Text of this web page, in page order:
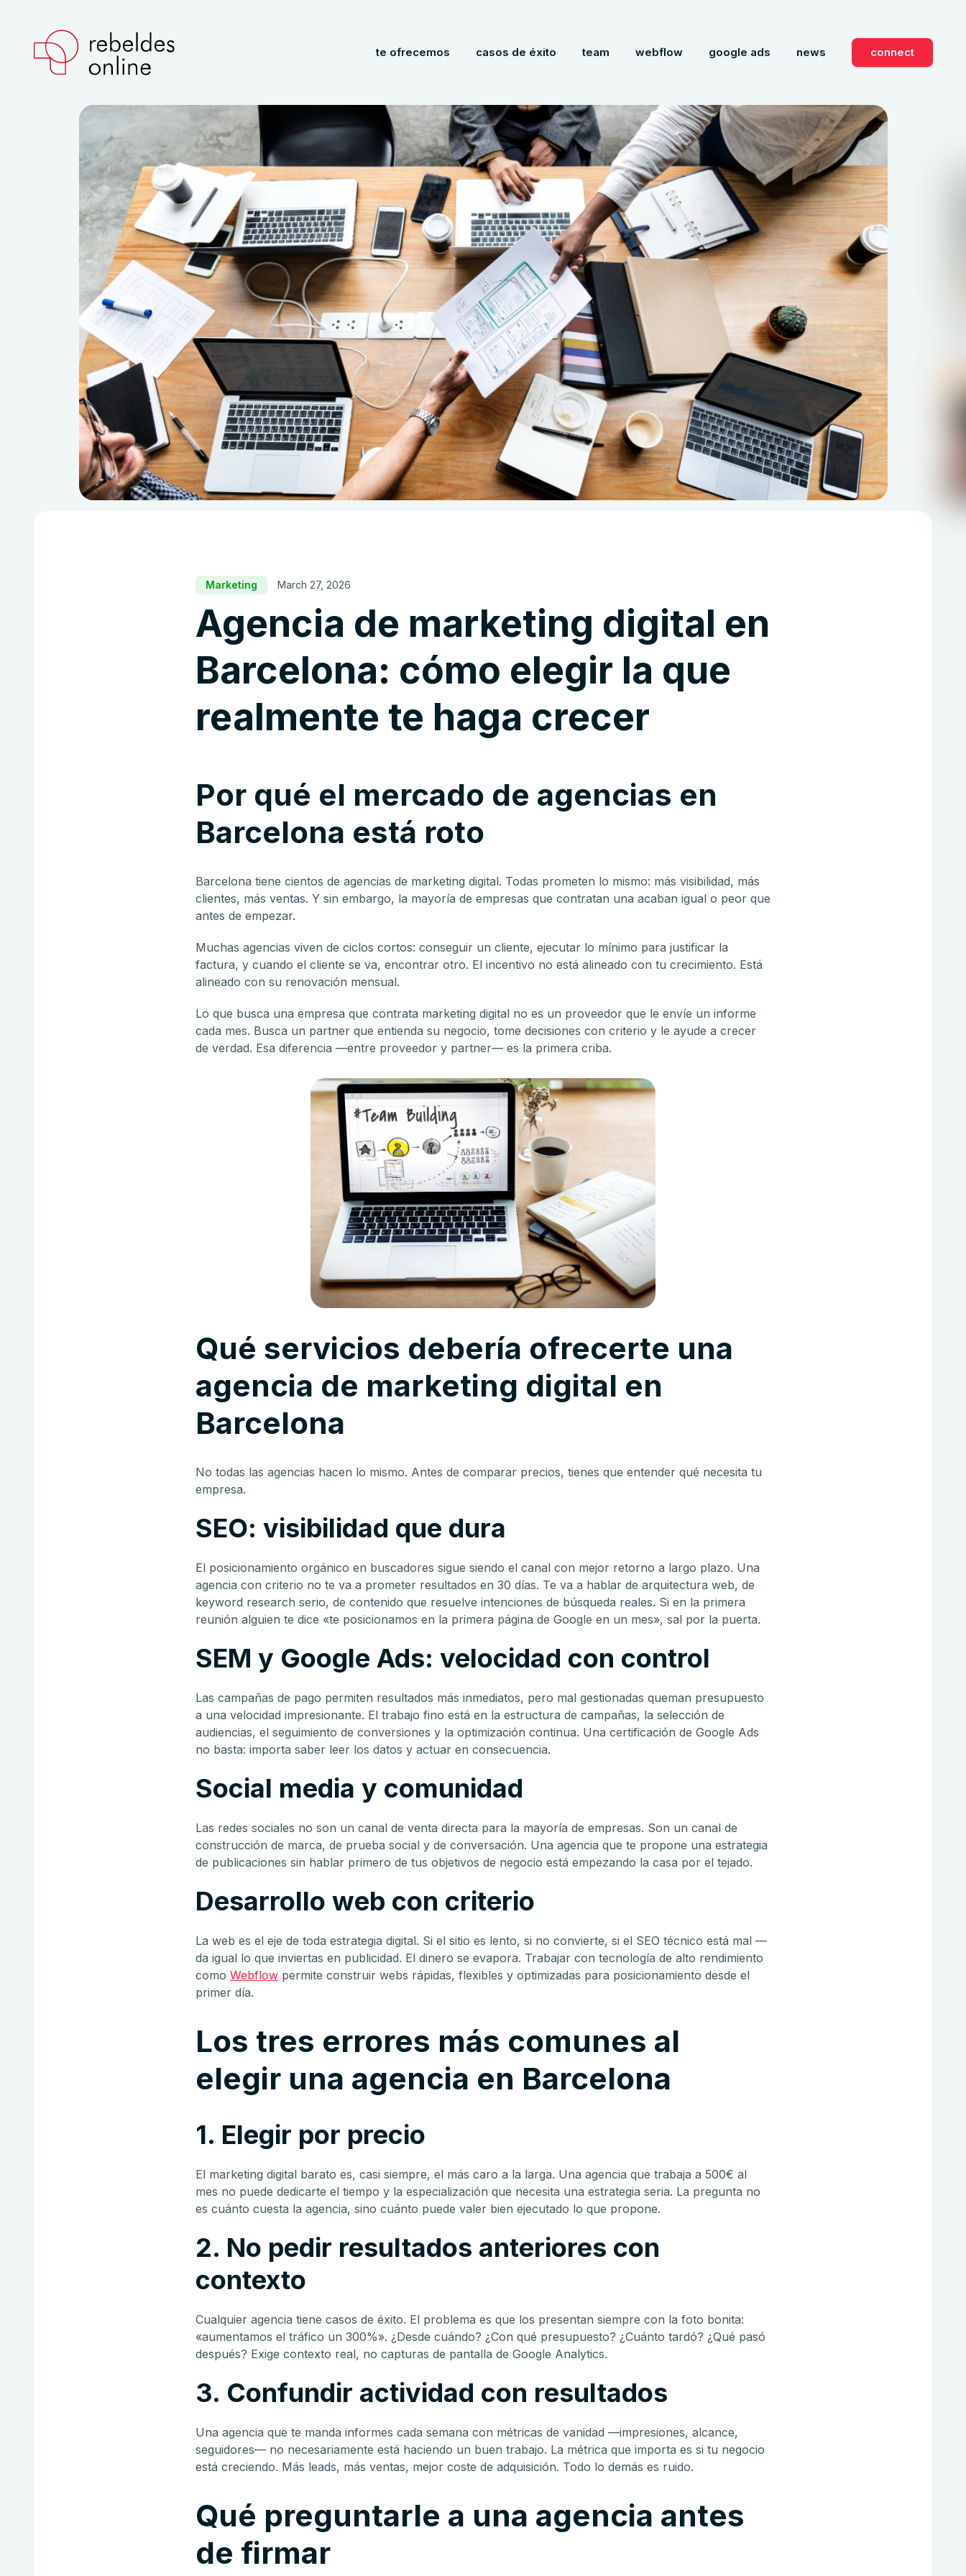
te ofrecemos casos de éxito team webflow google ads news connect
Marketing March 27, 2026
Agencia de marketing digital en
Barcelona: cómo elegir la que
realmente te haga crecer
Por qué el mercado de agencias en
Barcelona está roto
Barcelona tiene cientos de agencias de marketing digital. Todas prometen lo mismo: más visibilidad, más
clientes, más ventas. Y sin embargo, la mayoría de empresas que contratan una acaban igual o peor que
antes de empezar.
Muchas agencias viven de ciclos cortos: conseguir un cliente, ejecutar lo mínimo para justificar la
factura, y cuando el cliente se va, encontrar otro. El incentivo no está alineado con tu crecimiento. Está
alineado con su renovación mensual.
Lo que busca una empresa que contrata marketing digital no es un proveedor que le envíe un informe
cada mes. Busca un partner que entienda su negocio, tome decisiones con criterio y le ayude a crecer
de verdad. Esa diferencia —entre proveedor y partner— es la primera criba.
Qué servicios debería ofrecerte una
agencia de marketing digital en
Barcelona
No todas las agencias hacen lo mismo. Antes de comparar precios, tienes que entender qué necesita tu
empresa.
SEO: visibilidad que dura
El posicionamiento orgánico en buscadores sigue siendo el canal con mejor retorno a largo plazo. Una
agencia con criterio no te va a prometer resultados en 30 días. Te va a hablar de arquitectura web, de
keyword research serio, de contenido que resuelve intenciones de búsqueda reales. Si en la primera
reunión alguien te dice «te posicionamos en la primera página de Google en un mes», sal por la puerta.
SEM y Google Ads: velocidad con control
Las campañas de pago permiten resultados más inmediatos, pero mal gestionadas queman presupuesto
a una velocidad impresionante. El trabajo fino está en la estructura de campañas, la selección de
audiencias, el seguimiento de conversiones y la optimización continua. Una certificación de Google Ads
no basta: importa saber leer los datos y actuar en consecuencia.
Social media y comunidad
Las redes sociales no son un canal de venta directa para la mayoría de empresas. Son un canal de
construcción de marca, de prueba social y de conversación. Una agencia que te propone una estrategia
de publicaciones sin hablar primero de tus objetivos de negocio está empezando la casa por el tejado.
Desarrollo web con criterio
La web es el eje de toda estrategia digital. Si el sitio es lento, si no convierte, si el SEO técnico está mal —
da igual lo que inviertas en publicidad. El dinero se evapora. Trabajar con tecnología de alto rendimiento
como Webflow permite construir webs rápidas, flexibles y optimizadas para posicionamiento desde el
primer día.
Los tres errores más comunes al
elegir una agencia en Barcelona
1. Elegir por precio
El marketing digital barato es, casi siempre, el más caro a la larga. Una agencia que trabaja a 500€ al
mes no puede dedicarte el tiempo y la especialización que necesita una estrategia seria. La pregunta no
es cuánto cuesta la agencia, sino cuánto puede valer bien ejecutado lo que propone.
2. No pedir resultados anteriores con
contexto
Cualquier agencia tiene casos de éxito. El problema es que los presentan siempre con la foto bonita:
«aumentamos el tráfico un 300%». ¿Desde cuándo? ¿Con qué presupuesto? ¿Cuánto tardó? ¿Qué pasó
después? Exige contexto real, no capturas de pantalla de Google Analytics.
3. Confundir actividad con resultados
Una agencia que te manda informes cada semana con métricas de vanidad —impresiones, alcance,
seguidores— no necesariamente está haciendo un buen trabajo. La métrica que importa es si tu negocio
está creciendo. Más leads, más ventas, mejor coste de adquisición. Todo lo demás es ruido.
Qué preguntarle a una agencia antes
de firmar